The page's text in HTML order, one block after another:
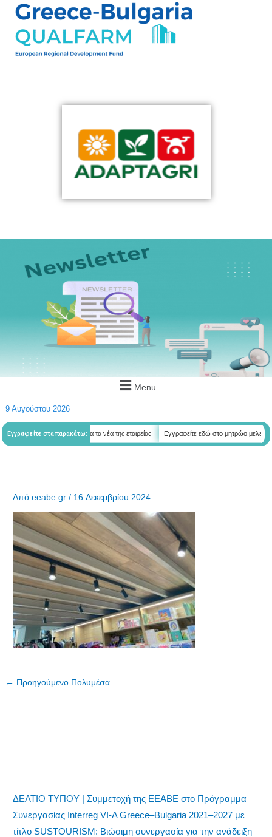
Menu
9 Αυγούστου 2026
Εγγραφείτε στα παρακάτω:
εδώ για να λαμβάνεται όλα τα νέα της εταιρείας Εγγραφείτε εδώ στο μητρώο μελετητών
Απόeeabe.gr/ 16 Δεκεμβρίου 2024
← Προηγούμενο Πολυμέσα
ΔΕΛΤΙΟ ΤΥΠΟΥ | Συμμετοχή της ΕΕΑΒΕ στο Πρόγραμμα
Συνεργασίας Interreg VI-A Greece–Bulgaria 2021–2027 με
τίτλο SUSTOURISM: Βιώσιμη συνεργασία για την ανάδειξη